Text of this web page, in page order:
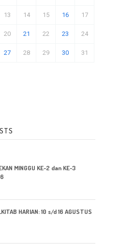
13 14 15 16 17
20 21 22 23 24
27 28 29 30 31
MINGGU KE-2 dan KE-3
HARIAN: 10 s/d 16 AGUSTUS